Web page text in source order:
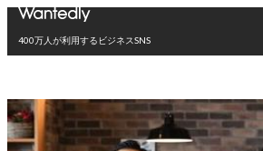
400万人が利用するビジネスSNS